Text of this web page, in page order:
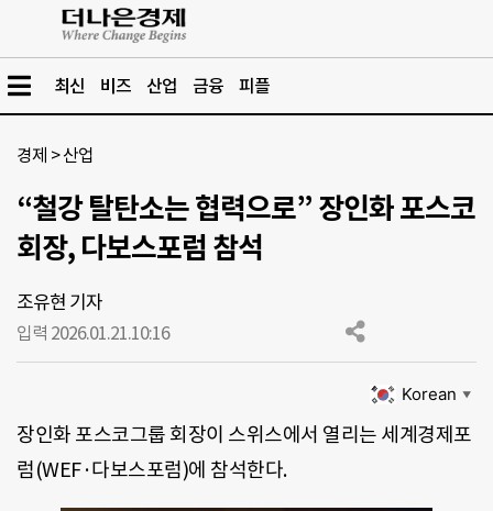
최신 비즈 산업 금융 피플
경제 >산업
“철강 탈탄소는 협력으로” 장인화 포스코
회장, 다보스포럼 참석
조유현 기자
입력 2026.01.21.10:16
Korean ▼
장인화 포스코그룹 회장이 스위스에서 열리는 세계경제포
럼(WEF·다보스포럼)에 참석한다.